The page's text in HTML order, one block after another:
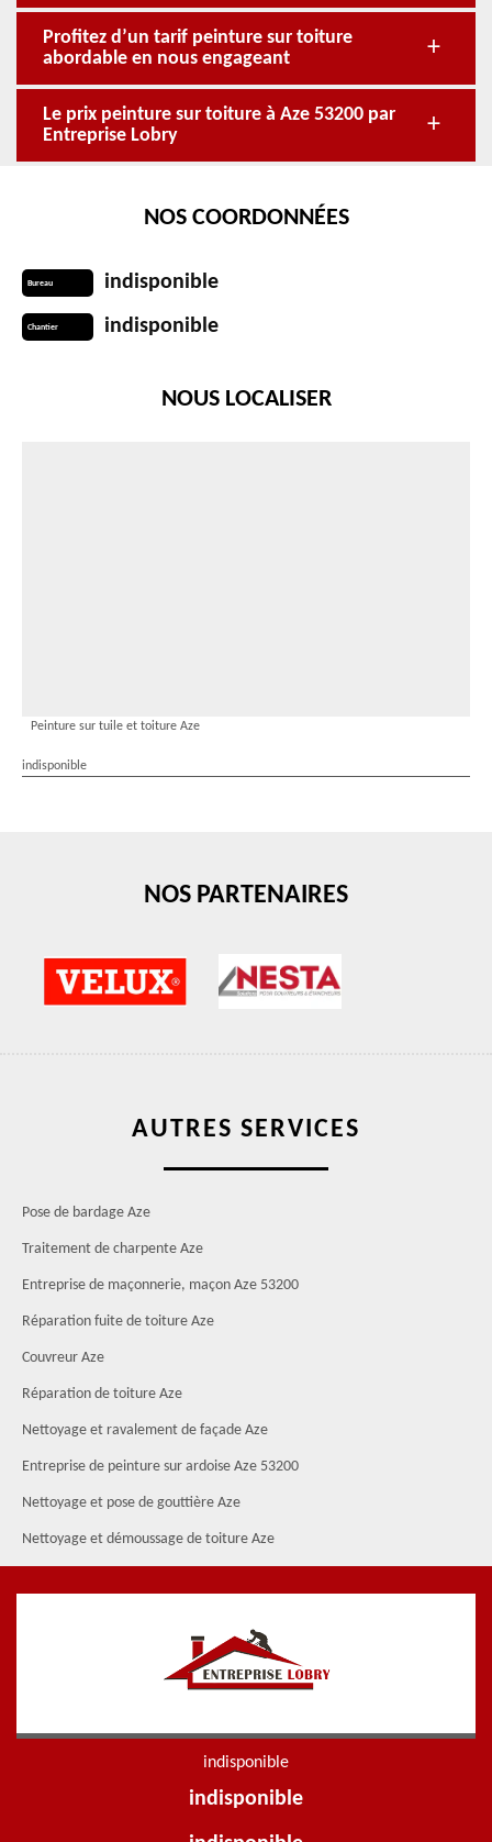
Profitez d’un tarif peinture sur toiture
abordable en nous engageant
Le prix peinture sur toiture à Aze 53200 par
Entreprise Lobry
NOS COORDONNÉES
Bureau indisponible
Chantier indisponible
NOUS LOCALISER
Peinture sur tuile et toiture Aze
indisponible
NOS PARTENAIRES
AUTRES SERVICES
Pose de bardage Aze
Traitement de charpente Aze
Entreprise de maçonnerie, maçon Aze 53200
Réparation fuite de toiture Aze
Couvreur Aze
Réparation de toiture Aze
Nettoyage et ravalement de façade Aze
Entreprise de peinture sur ardoise Aze 53200
Nettoyage et pose de gouttière Aze
Nettoyage et démoussage de toiture Aze
indisponible
indisponible